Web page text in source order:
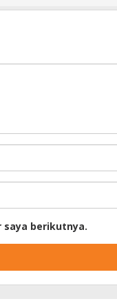
saya berikutnya.